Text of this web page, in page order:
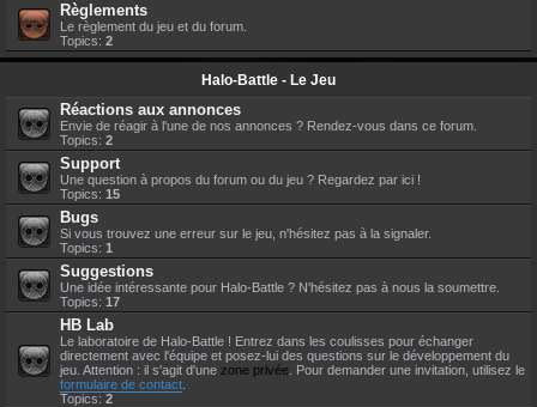
Règlements
Le règlement du jeu et du forum.
Topics: 2
Halo-Battle - Le Jeu
Réactions aux annonces
Envie de réagir à l'une de nos annonces ? Rendez-vous dans ce forum.
Topics: 2
Support
Une question à propos du forum ou du jeu ? Regardez par ici !
Topics: 15
Bugs
Si vous trouvez une erreur sur le jeu, n'hésitez pas à la signaler.
Topics: 1
Suggestions
Une idée intéressante pour Halo-Battle ? N'hésitez pas à nous la soumettre.
Topics: 17
HB Lab
Le laboratoire de Halo-Battle ! Entrez dans les coulisses pour échanger
directement avec l'équipe et posez-lui des questions sur le développement du
jeu. Attention : il s'agit d'une zone privée . Pour demander une invitation, utilisez le
formulaire de contact
Topics: 2